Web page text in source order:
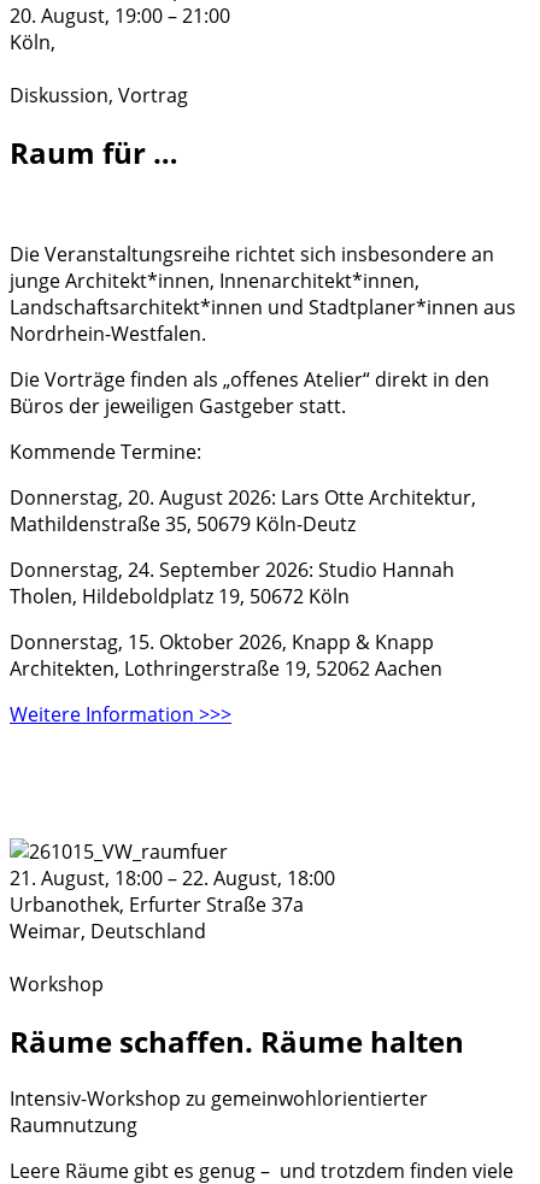
20. August, 19:00–21:00
Köln,
Diskussion, Vortrag
Raum für …
Die Veranstaltungsreihe richtet sich insbesondere an
junge Architekt*innen, Innenarchitekt*innen,
Landschaftsarchitekt*innen und Stadtplaner*innen aus
Nordrhein-Westfalen.
Die Vorträge finden als „offenes Atelier“ direkt in den
Büros der jeweiligen Gastgeber statt.
Kommende Termine:
Donnerstag, 20. August 2026: Lars Otte Architektur,
Mathildenstraße 35, 50679 Köln-Deutz
Donnerstag, 24. September 2026: Studio Hannah
Tholen, Hildeboldplatz 19, 50672 Köln
Donnerstag, 15. Oktober 2026, Knapp & Knapp
Architekten, Lothringerstraße 19, 52062 Aachen
Weitere Information >>>
21. August, 18:00–22. August, 18:00
Urbanothek, Erfurter Straße 37a
Weimar, Deutschland
Workshop
Räume schaffen. Räume halten
Intensiv-Workshop zu gemeinwohlorientierter
Raumnutzung
Leere Räume gibt es genug – und trotzdem finden viele